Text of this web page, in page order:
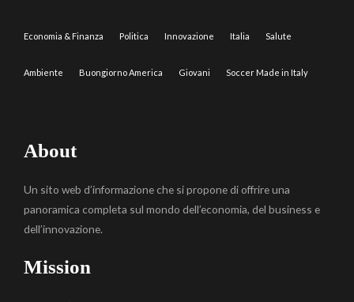
Economia & Finanza Politica Innovazione Italia Salute
Ambiente Buongiorno America Giovani Soccer Made in Italy
About
Un sito web d’informazione che si propone di offrire una
panoramica completa sul mondo dell’economia, del business e
dell’innovazione.
Mission